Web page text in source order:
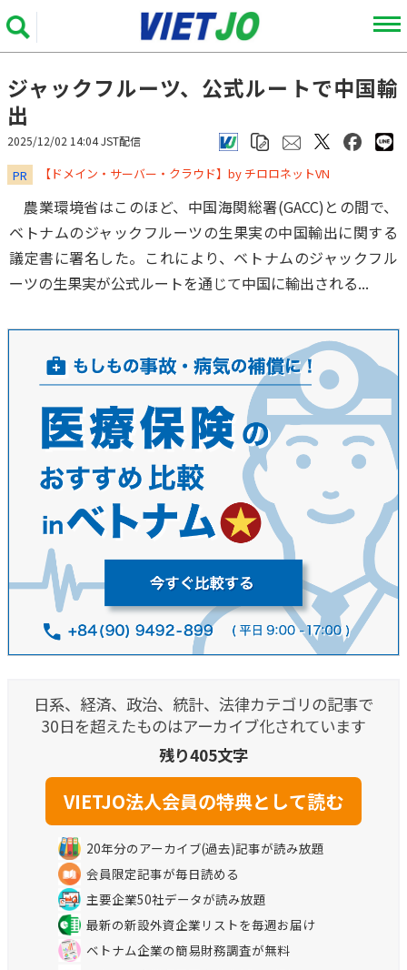
ジャックフルーツ、公式ルートで中国輸
出
2025/12/02 14:04 JST配信
PR ​​​​​​​【ドメイン・サーバー・クラウド】by チロロネットVN
農業環境省はこのほど、中国海関総署(GACC)との間で、
ベトナムのジャックフルーツの生果実の中国輸出に関する
議定書に署名した。これにより、ベトナムのジャックフル
ーツの生果実が公式ルートを通じて中国に輸出される...
日系、経済、政治、統計、法律カテゴリの記事で
30日を超えたものはアーカイブ化されています
残り405文字
20年分のアーカイブ(過去)記事が読み放題
会員限定記事が毎日読める
主要企業50社データが読み放題
最新の新設外資企業リストを毎週お届け
ベトナム企業の簡易財務調査が無料